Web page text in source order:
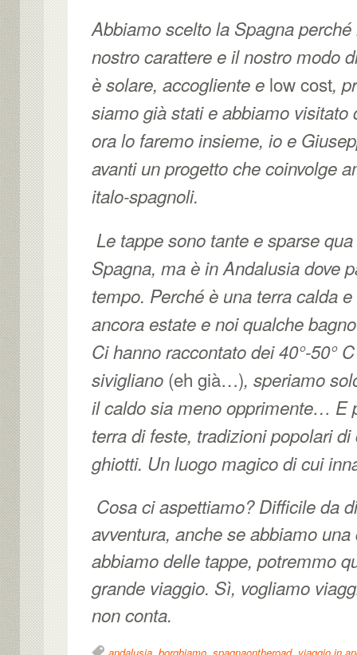
Abbiamo scelto la Spagna
nostro carattere e il nostro modo
è solare, accogliente e low cost,
siamo già stati e abbiamo visitato
ora lo faremo insieme, io e
avanti un progetto che coinvolge
italo-spagnoli.
Le tappe sono tante e sparse
Spagna, ma è in Andalusia dove
tempo. Perché è una terra calda
ancora estate e noi qualche
Ci hanno raccontato dei 40°-50°
sivigliano (eh già…), speriamo
il caldo sia meno opprimente… E
terra di feste, tradizioni popolari
ghiotti. Un luogo magico di cui
Cosa ci aspettiamo? Difficile da
avventura, anche se abbiamo
abbiamo delle tappe, potremmo
grande viaggio. Sì, vogliamo
non conta.
andalusia, borghiamo, spagnaontheroad, viaggio in